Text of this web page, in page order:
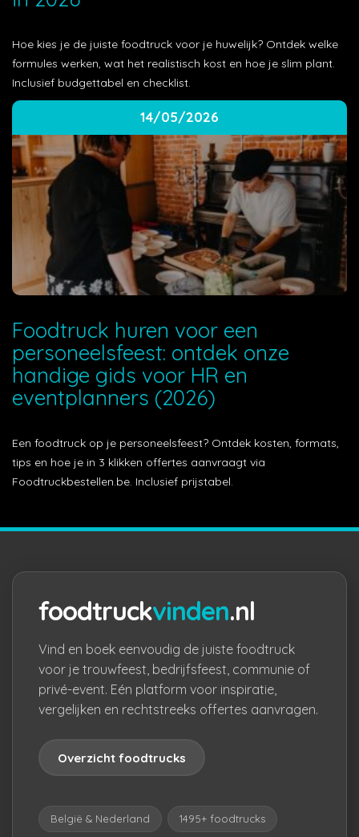
Hoe kies je de juiste foodtruck voor je huwelijk? Ontdek welke
formules werken, wat het realistisch kost en hoe je slim plant.
Inclusief budgettabel en checklist.
14/05/2026
Foodtruck huren voor een
personeelsfeest: ontdek onze
handige gids voor HR en
eventplanners (2026)
Een foodtruck op je personeelsfeest? Ontdek kosten, formats,
tips en hoe je in 3 klikken offertes aanvraagt via
Foodtruckbestellen.be. Inclusief prijstabel.
foodtruckvinden.nl
Vind en boek eenvoudig de juiste foodtruck
voor je trouwfeest, bedrijfsfeest, communie of
privé-event. Eén platform voor inspiratie,
vergelijken en rechtstreeks offertes aanvragen.
Overzicht foodtrucks
België & Nederland 1495+ foodtrucks